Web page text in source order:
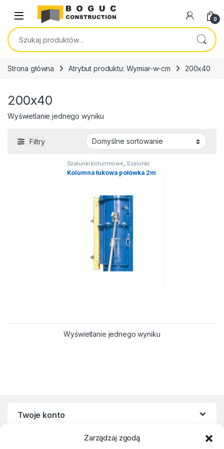
Zarządzaj zgodą
Skip to navigation
Skip to content
Open 0
Szukaj:
Strona główna Atrybut produktu: Wymiar-w-cm 200x40
200x40
Wyświetlanie jednego wyniku
Filtry
Szalunki kolumnowe, Szalunki
systemowe łukowe
Kolumna łukowa połówka 2m
Wyświetlanie jednego wyniku
Twoje konto